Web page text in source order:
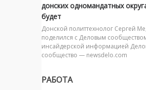
донских одномандатных
будет
Донской политтехнолог Сергей
поделился с Деловым
инсайдерской информацией
сообщество — newsdelo.com
РАБОТА